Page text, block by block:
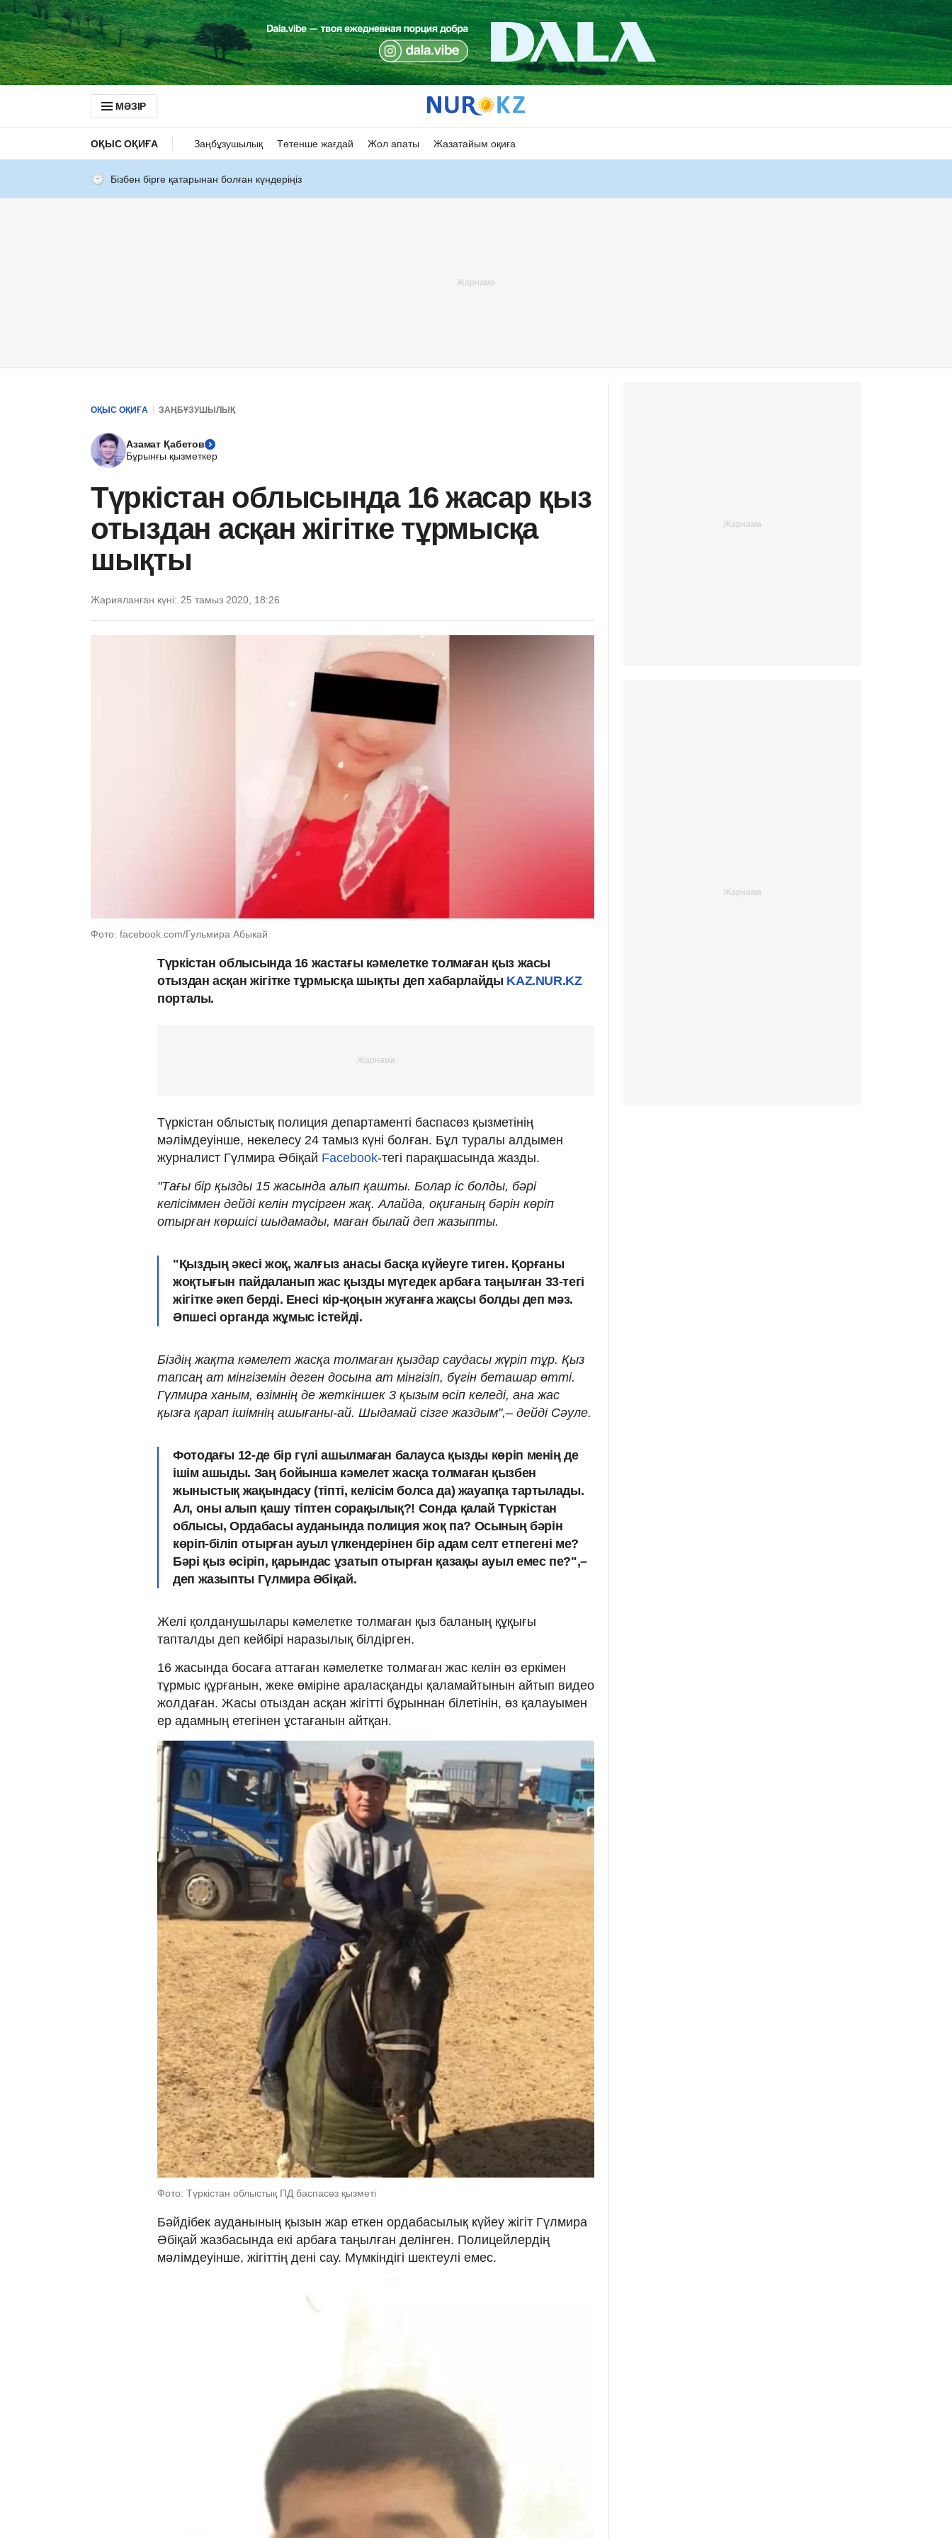
МӘЗІР
ОҚЫС ОҚИҒА Заңбұзушылық Төтенше жағдай Жол апаты Жазатайым оқиға
Бізбен бірге қатарынан болған күндеріңіз
ОҚЫС ОҚИҒА ЗАҢБҰЗУШЫЛЫҚ
Азамат Қабетов
Бұрынғы қызметкер
Түркістан облысында 16 жасар қыз
отыздан асқан жігітке тұрмысқа
шықты
Жарияланған күні: 25 тамыз 2020, 18:26
Фото: facebook.com/Гульмира Абыкай
Түркістан облысында 16 жастағы кәмелетке толмаған қыз жасы
отыздан асқан жігітке тұрмысқа шықты деп хабарлайды KAZ.NUR.KZ
порталы.
Түркістан облыстық полиция департаменті баспасөз қызметінің
мәлімдеуінше, некелесу 24 тамыз күні болған. Бұл туралы алдымен
журналист Гүлмира Әбіқай Facebook-тегі парақшасында жазды.
"Тағы бір қызды 15 жасында алып қашты. Болар іс болды, бәрі
келісіммен дейді келін түсірген жақ. Алайда, оқиғаның бәрін көріп
отырған көршісі шыдамады, маған былай деп жазыпты.
"Қыздың әкесі жоқ, жалғыз анасы басқа күйеуге тиген. Қорғаны
жоқтығын пайдаланып жас қызды мүгедек арбаға таңылған 33-тегі
жігітке әкеп берді. Енесі кір-қоңын жуғанға жақсы болды деп мәз.
Әпшесі органда жұмыс істейді.
Біздің жақта кәмелет жасқа толмаған қыздар саудасы жүріп тұр. Қыз
тапсаң ат мінгіземін деген досына ат мінгізіп, бүгін беташар өтті.
Гүлмира ханым, өзімнің де жеткіншек 3 қызым өсіп келеді, ана жас
қызға қарап ішімнің ашығаны-ай. Шыдамай сізге жаздым",– дейді Сәуле.
Фотодағы 12-де бір гүлі ашылмаған балауса қызды көріп менің де
ішім ашыды. Заң бойынша кәмелет жасқа толмаған қызбен
жыныстық жақындасу (тіпті, келісім болса да) жауапқа тартылады.
Ал, оны алып қашу тіптен сорақылық?! Сонда қалай Түркістан
облысы, Ордабасы ауданында полиция жоқ па? Осының бәрін
көріп-біліп отырған ауыл үлкендерінен бір адам селт етпегені ме?
Бәрі қыз өсіріп, қарындас ұзатып отырған қазақы ауыл емес пе?",–
деп жазыпты Гүлмира Әбіқай.
Желі қолданушылары кәмелетке толмаған қыз баланың құқығы
тапталды деп кейбірі наразылық білдірген.
16 жасында босаға аттаған кәмелетке толмаған жас келін өз еркімен
тұрмыс құрғанын, жеке өміріне араласқанды қаламайтынын айтып видео
жолдаған. Жасы отыздан асқан жігітті бұрыннан білетінін, өз қалауымен
ер адамның етегінен ұстағанын айтқан.
Фото: Түркістан облыстық ПД баспасөз қызметі
Бәйдібек ауданының қызын жар еткен ордабасылық күйеу жігіт Гүлмира
Әбіқай жазбасында екі арбаға таңылған делінген. Полицейлердің
мәлімдеуінше, жігіттің дені сау. Мүмкіндігі шектеулі емес.